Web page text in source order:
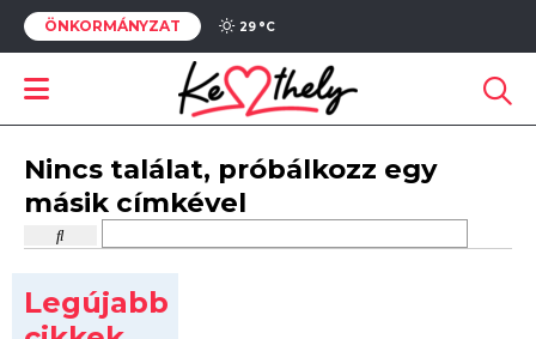
ÖNKORMÁNYZAT 29 °C
Nincs találat, próbálkozz egy
másik címkével
Legújabb